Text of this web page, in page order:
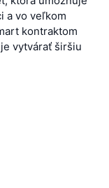
a vo veľkom
kontraktom
vytvárať širšiu